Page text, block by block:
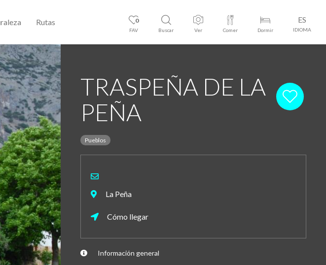
0
FAV Buscar Ver Comer Dormir
ES
IDIOMA
Rutas
TRASPEÑA DE LA
PEÑA
Pueblos
La Peña
Cómo llegar
Información general